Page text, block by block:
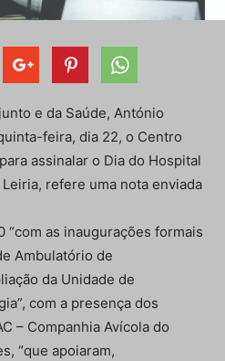
e da Saúde, António
feira, dia 22, o Centro
assinalar o Dia do Hospital
refere uma nota enviada
“com as inaugurações formais
Ambulatório de
da Unidade de
com a presença dos
– Companhia Avícola do
“que apoiaram,